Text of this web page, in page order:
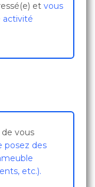
et vous
activité
de vous
posez des
etc.).